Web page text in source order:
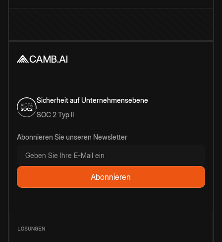
Sicherheit auf Unternehmensebene
SOC 2 Typ II
Abonnieren Sie unseren Newsletter
LÖSUNGEN